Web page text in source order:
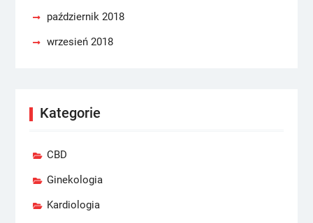
październik 2018
wrzesień 2018
Kategorie
CBD
Ginekologia
Kardiologia